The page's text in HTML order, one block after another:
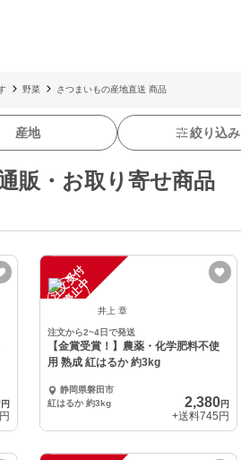
野菜 さつまいもの産地直送 商品
産地 絞り込み
販・お取り寄せ商品
円
注
文
受
付
停
止
中
井上 章
注文から2~4日で発送
【金賞受賞！】農薬・化学肥料不使
用 熟成 紅はるか 約3kg
静岡県磐田市
紅はるか 約3kg
2,380円
+送料745円